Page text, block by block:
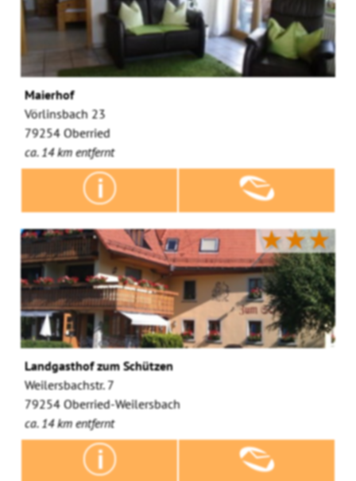
Maierhof
Vörlinsbach 23
79254 Oberried
ca. 14 km entfernt
★★★
Landgasthof zum Schützen
Weilersbachstr. 7
79254 Oberried-Weilersbach
ca. 14 km entfernt